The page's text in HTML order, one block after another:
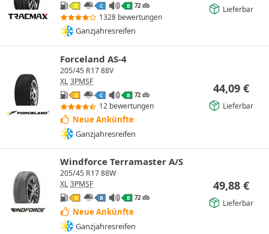
C C B 72 db
1328 bewertungen
Ganzjahresreifen
Lieferbar
Forceland AS-4
205/45 R17 88V
XL 3PMSF
D C B 72 db
12 bewertungen
Neue Ankünfte
Ganzjahresreifen
44,09 €
Lieferbar
Windforce Terramaster A/S
205/45 R17 88W
XL 3PMSF
D B B 72 db
Neue Ankünfte
Ganzjahresreifen
49,88 €
Lieferbar